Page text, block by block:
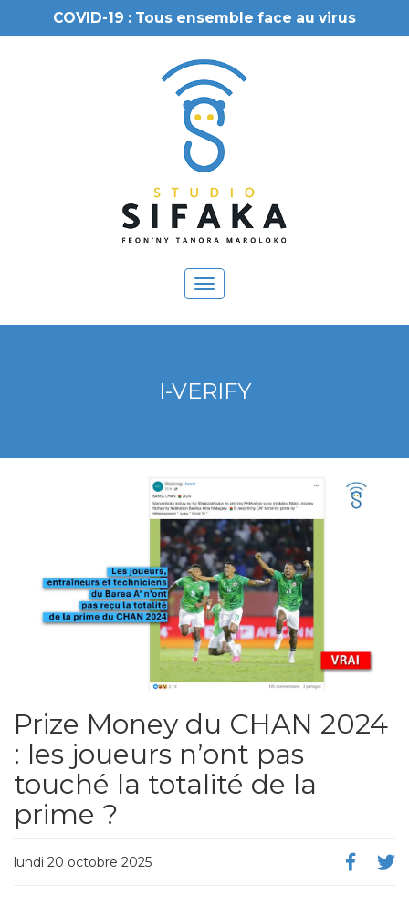
COVID-19 : Tous ensemble face au virus
Toggle
navigation
I-VERIFY
Prize Money du CHAN 2024
: les joueurs n’ont pas
touché la totalité de la
prime ?
lundi 20 octobre 2025